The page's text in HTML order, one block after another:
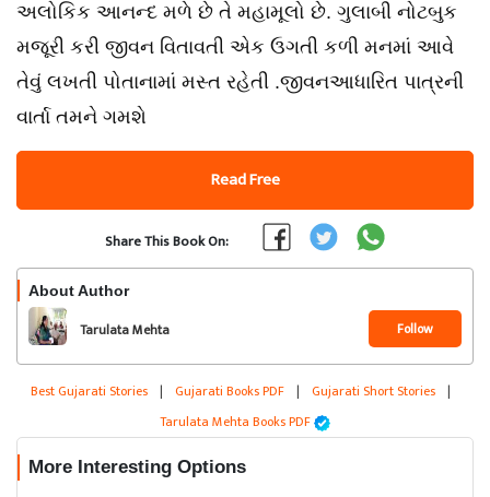
અલોકિક આનન્દ મળે છે તે મહામૂલો છે. ગુલાબી નોટબુક
મજૂરી કરી જીવન વિતાવતી એક ઉગતી કળી મનમાં આવે
તેવું લખતી પોતાનામાં મસ્ત રહેતી .જીવનઆધારિત પાત્રની
વાર્તા તમને ગમશે
Read Free
Share This Book On:
About Author
Tarulata Mehta Follow
Best Gujarati Stories | Gujarati Books PDF | Gujarati Short Stories |
Tarulata Mehta Books PDF
More Interesting Options